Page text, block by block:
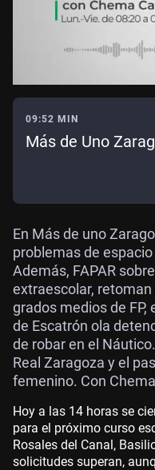
09:52 MIN
Más de Uno
En Más de uno
problemas de
Además, FAPAR
extraescolar,
grados medios de
de Escatrón ola
de robar en el
Real Zaragoza y el
femenino. Con
Hoy a las 14 horas se
para el próximo curso
Rosales del Canal,
solicitudes superan,